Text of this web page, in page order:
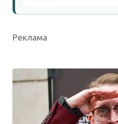
Реклама